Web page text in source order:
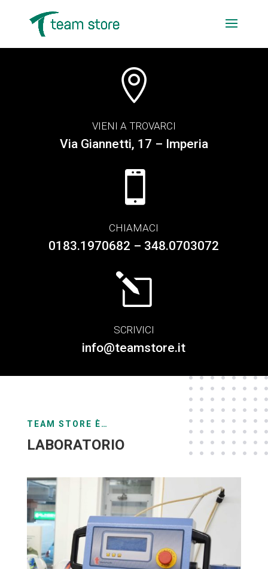

VIENI A TROVARCI
Via Giannetti, 17 – Imperia

CHIAMACI
0183.1970682 – 348.0703072
l
SCRIVICI
info@teamstore.it
TEAM STORE È…
LABORATORIO